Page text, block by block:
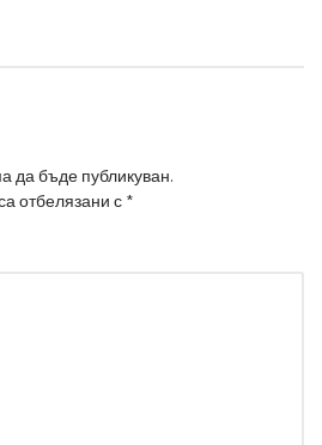
да бъде публикуван.
отбелязани с *